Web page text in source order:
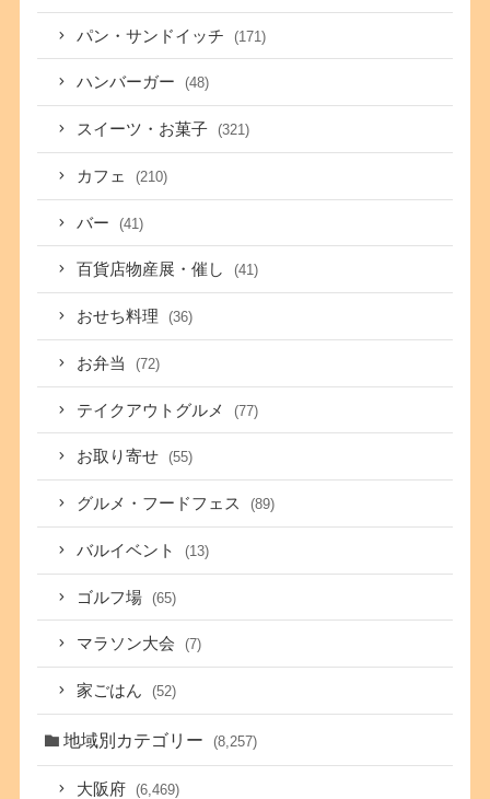
パン・サンドイッチ (171)
ハンバーガー (48)
スイーツ・お菓子 (321)
カフェ (210)
バー (41)
百貨店物産展・催し (41)
おせち料理 (36)
お弁当 (72)
テイクアウトグルメ (77)
お取り寄せ (55)
グルメ・フードフェス (89)
バルイベント (13)
ゴルフ場 (65)
マラソン大会 (7)
家ごはん (52)
地域別カテゴリー (8,257)
大阪府 (6,469)